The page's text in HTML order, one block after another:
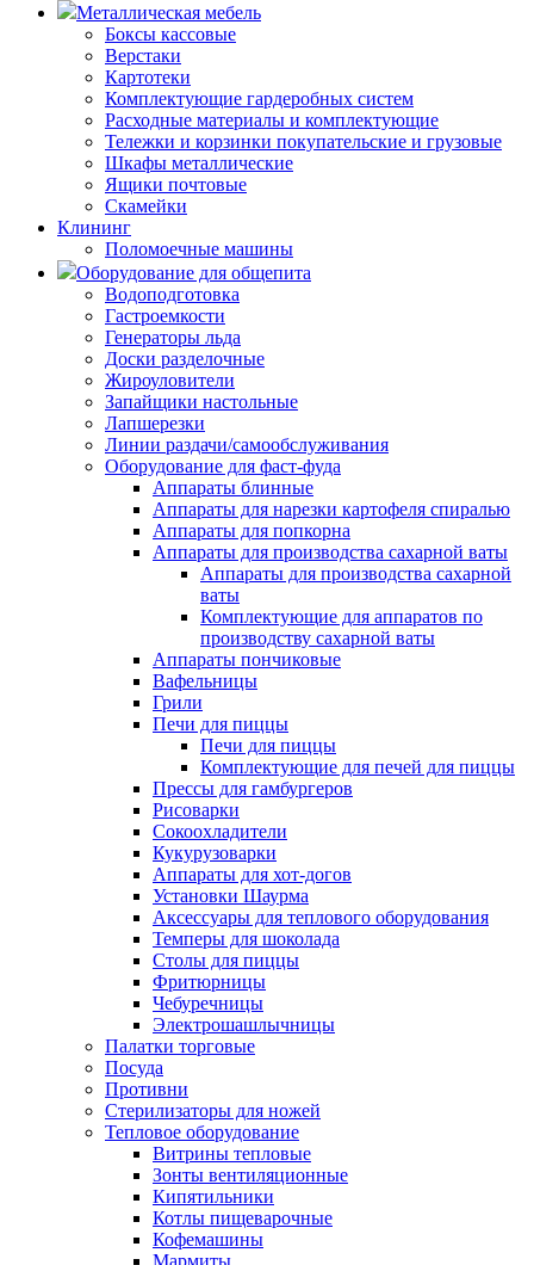
Металлическая мебель
Боксы кассовые
Верстаки
Картотеки
Комплектующие гардеробных систем
Расходные материалы и комплектующие
Тележки и корзинки покупательские и грузовые
Шкафы металлические
Ящики почтовые
Скамейки
Клининг
Поломоечные машины
Оборудование для общепита
Водоподготовка
Гастроемкости
Генераторы льда
Доски разделочные
Жироуловители
Запайщики настольные
Лапшерезки
Линии раздачи/самообслуживания
Оборудование для фаст-фуда
Аппараты блинные
Аппараты для нарезки картофеля спиралью
Аппараты для попкорна
Аппараты для производства сахарной ваты
Аппараты для производства сахарной
ваты
Комплектующие для аппаратов по
производству сахарной ваты
Аппараты пончиковые
Вафельницы
Грили
Печи для пиццы
Печи для пиццы
Комплектующие для печей для пиццы
Прессы для гамбургеров
Рисоварки
Сокоохладители
Кукурузоварки
Аппараты для хот-догов
Установки Шаурма
Аксессуары для теплового оборудования
Темперы для шоколада
Столы для пиццы
Фритюрницы
Чебуречницы
Электрошашлычницы
Палатки торговые
Посуда
Противни
Стерилизаторы для ножей
Тепловое оборудование
Витрины тепловые
Зонты вентиляционные
Кипятильники
Котлы пищеварочные
Кофемашины
Мармиты